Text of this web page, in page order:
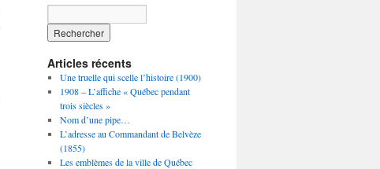
Articles récents
Une truelle qui scelle l’histoire (1900)
1908 – L’affiche « Québec pendant
trois siècles »
Nom d’une pipe…
L’adresse au Commandant de Belvèze
(1855)
Les emblèmes de la ville de Québec